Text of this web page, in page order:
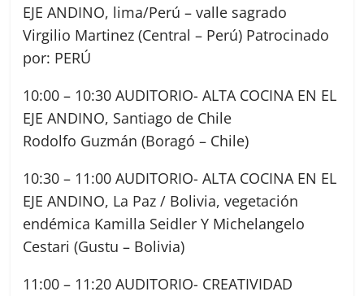
EJE ANDINO, lima/Perú – valle sagrado
Virgilio Martinez (Central – Perú) Patrocinado
por: PERÚ
10:00 – 10:30 AUDITORIO- ALTA COCINA EN EL
EJE ANDINO, Santiago de Chile
Rodolfo Guzmán (Boragó – Chile)
10:30 – 11:00 AUDITORIO- ALTA COCINA EN EL
EJE ANDINO, La Paz / Bolivia, vegetación
endémica Kamilla Seidler Y Michelangelo
Cestari (Gustu – Bolivia)
11:00 – 11:20 AUDITORIO- CREATIVIDAD